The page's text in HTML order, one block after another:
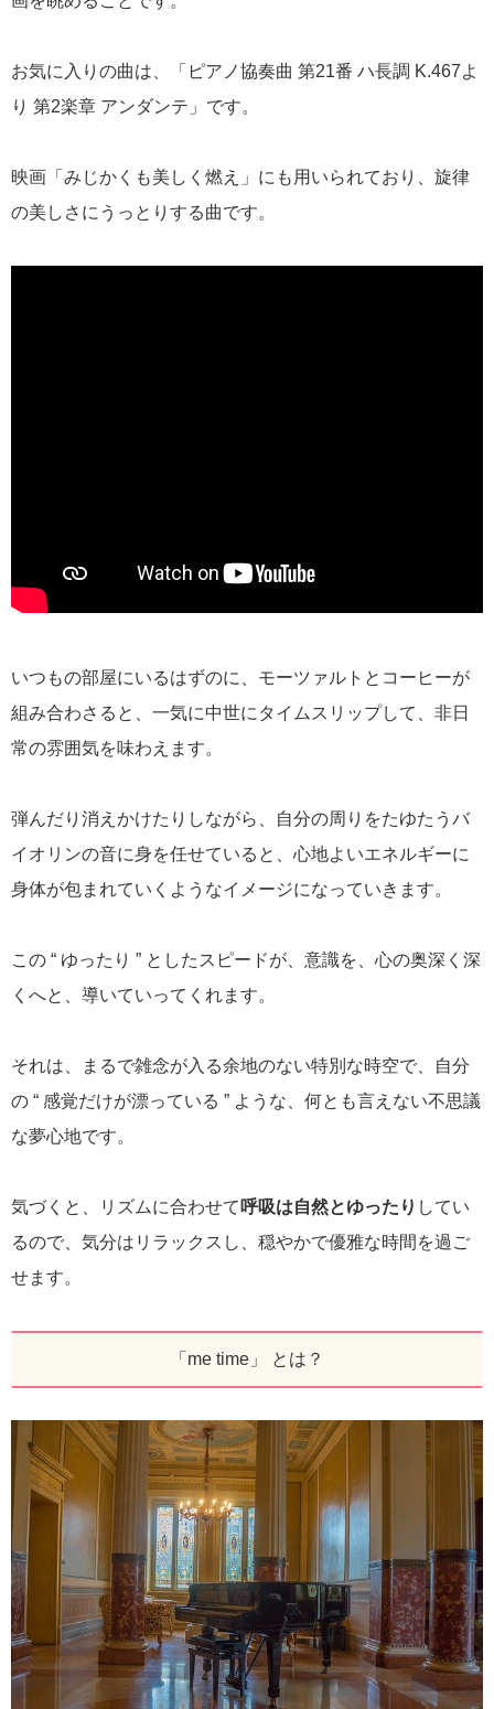
お気に入りの曲は、「ピアノ協奏曲 第21番 ハ長調 K.467よ
り 第2楽章 アンダンテ」です。
映画「みじかくも美しく燃え」にも用いられており、旋律
の美しさにうっとりする曲です。
いつもの部屋にいるはずのに、モーツァルトとコーヒーが
組み合わさると、一気に中世にタイムスリップして、非日
常の雰囲気を味わえます。
弾んだり消えかけたりしながら、自分の周りをたゆたうバ
イオリンの音に身を任せていると、心地よいエネルギーに
身体が包まれていくようなイメージになっていきます。
この “ ゆったり ” としたスピードが、意識を、心の奥深く深
くへと、導いていってくれます。
それは、まるで雑念が入る余地のない特別な時空で、自分
の “ 感覚だけが漂っている ” ような、何とも言えない不思議
な夢心地です。
気づくと、リズムに合わせて 呼吸は自然とゆったり してい
るので、気分はリラックスし、穏やかで優雅な時間を過ご
せます。
「me time」 とは？